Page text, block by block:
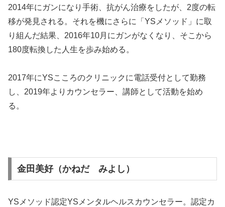
2014年にガンになり手術、抗がん治療をしたが、2度の転
移が発見される。それを機にさらに「YSメソッド」に取
り組んだ結果、2016年10月にガンがなくなり、そこから
180度転換した人生を歩み始める。
2017年にYSこころのクリニックに電話受付として勤務
し、2019年よりカウンセラー、講師として活動を始め
る。
金田美好（かねだ みよし）
YSメソッド認定YSメンタルヘルスカウンセラー。認定カ